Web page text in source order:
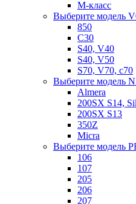
M-класс
Выберите модель
850
C30
S40, V40
S40, V50
S70, V70, c70
Выберите модель
Almera
200SX S14,
200SX S13
350Z
Micra
Выберите модель
106
107
205
206
207